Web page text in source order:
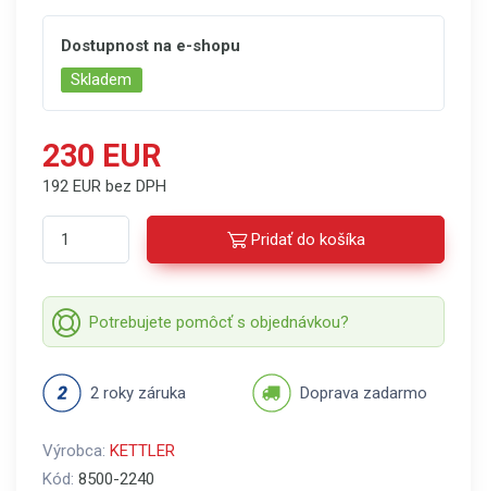
Dostupnost na e-shopu
Skladem
230 EUR
192 EUR bez DPH
Pridať do košíka
Potrebujete pomôcť s objednávkou?
2 roky záruka Doprava zadarmo
Výrobca: KETTLER
Kód: 8500-2240